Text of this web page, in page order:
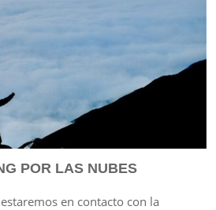
POR LAS NUBES
en contacto con la